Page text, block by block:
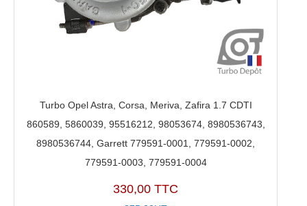
Turbo Opel Astra, Corsa, Meriva, Zafira 1.7 CDTI
860589, 5860039, 95516212, 98053674, 8980536743,
8980536744, Garrett 779591-0001, 779591-0002,
779591-0003, 779591-0004
330,00 TTC